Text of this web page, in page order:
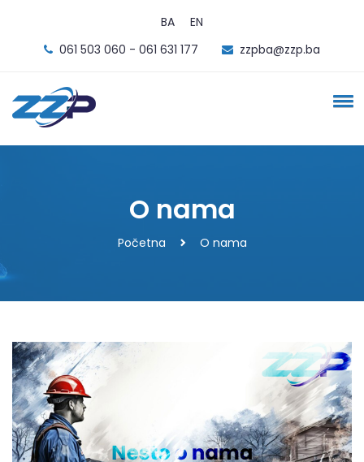
BA
EN
061 503 060 - 061 631 177
zzpba@zzp.ba
O nama
Početna O nama